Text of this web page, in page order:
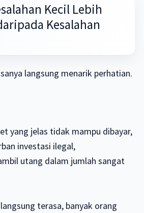
Kecil Lebih
Kesalahan
langsung menarik perhatian.
yang jelas tidak mampu dibayar,
investasi ilegal,
utang dalam jumlah sangat
terasa, banyak orang